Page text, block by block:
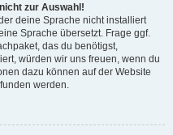
zur Auswahl!
deine Sprache nicht installiert
Sprache übersetzt. Frage ggf.
das du benötigst,
würden wir uns freuen, wenn du
dazu können auf der Website
werden.